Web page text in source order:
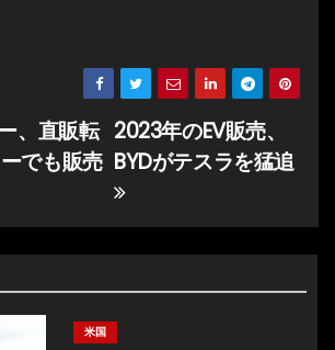
2023年のEV販売、
BYDがテスラを猛追
、直販転
でも販売
米国